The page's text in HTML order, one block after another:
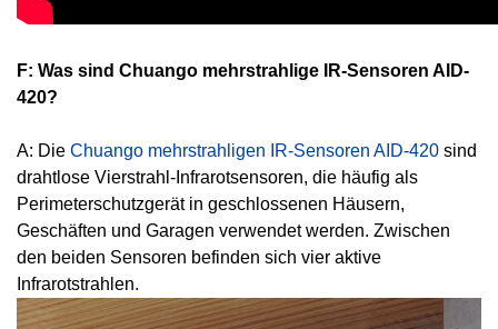
F: Was sind Chuango mehrstrahlige IR-Sensoren AID-
420?
A: Die Chuango mehrstrahligen IR-Sensoren AID-420 sind
drahtlose Vierstrahl-Infrarotsensoren, die häufig als
Perimeterschutzgerät in geschlossenen Häusern,
Geschäften und Garagen verwendet werden. Zwischen
den beiden Sensoren befinden sich vier aktive
Infrarotstrahlen.